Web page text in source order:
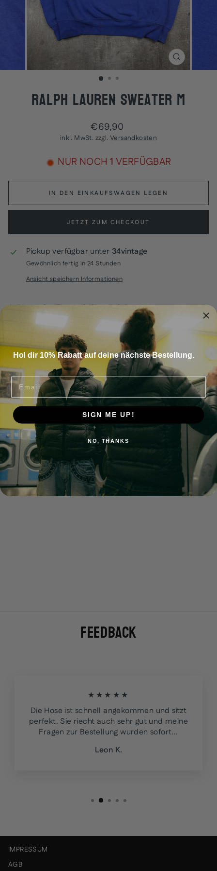
ESC)
Ralph Lauren Sweater M
Normaler
Preis
€69,90
inkl. MwSt. zzgl. Versandkosten
NUR NOCH 1 VERFÜGBAR
IN DEN EINKAUFSWAGEN LEGEN
JETZT ZUM CHECKOUT
Pickup verfügbar unter 34vintage
Gewöhnlich fertig in 24 Stunden
Ansicht speichern Informationen
A (Normaler Zustand ohne sichtbaren
Lange: 64cm
Breite: 55cm
You may also like
FEEDBACK
★★★★★
Die Hose ist schnell angekommen und sitzt
perfekt. Sie riecht auch sehr gut und meine
Fragen zur Bestellung wurden sofort...
Leon K.
IMPRESSUM
AGB
Hol dir 10% Rabatt auf deine nächste Bestellung.
EMAIL
SIGN ME UP!
NO, THANKS